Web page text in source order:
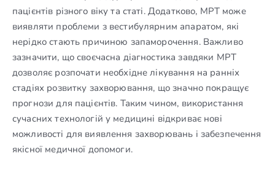
пацієнтів різного віку та статі. Додатково, МРТ може
виявляти проблеми з вестибулярним апаратом, які
нерідко стають причиною запаморочення. Важливо
зазначити, що своєчасна діагностика завдяки МРТ
дозволяє розпочати необхідне лікування на ранніх
стадіях розвитку захворювання, що значно покращує
прогнози для пацієнтів. Таким чином, використання
сучасних технологій у медицині відкриває нові
можливості для виявлення захворювань і забезпечення
якісної медичної допомоги.